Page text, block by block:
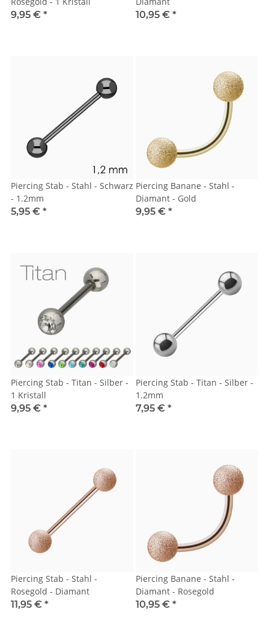
9,95 € *
10,95 € *
Piercing Stab - Stahl - Schwarz
- 1.2mm
5,95 € *
Piercing Banane - Stahl -
Diamant - Gold
9,95 € *
Piercing Stab - Titan - Silber -
1 Kristall
9,95 € *
Piercing Stab - Titan - Silber -
1.2mm
7,95 € *
Piercing Stab - Stahl -
Rosegold - Diamant
11,95 € *
Piercing Banane - Stahl -
Diamant - Rosegold
10,95 € *